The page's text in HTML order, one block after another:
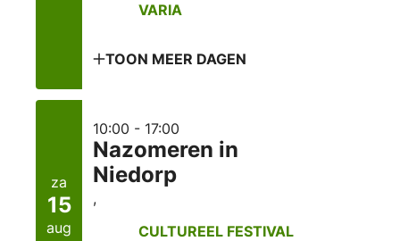
VARIA
TOON MEER DAGEN
za
15
aug
10:00 - 17:00
Nazomeren in
Niedorp
,
CULTUREEL FESTIVAL